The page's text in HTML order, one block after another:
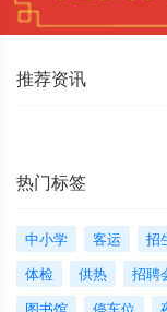
推荐资讯
热门标签
中小学 客运 招
体检
供热 招聘